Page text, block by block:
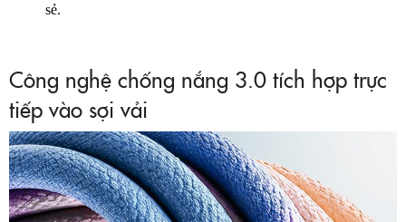
sẻ.
Công nghệ chống nắng 3.0 tích hợp trực
tiếp vào sợi vải